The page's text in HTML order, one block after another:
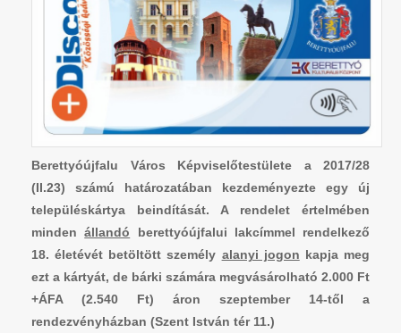
Berettyóújfalu Város Képviselőtestülete a 2017/28
(II.23) számú határozatában kezdeményezte egy új
településkártya beindítását. A rendelet értelmében
mindenállandó berettyóújfalui lakcímmel rendelkező
18. életévét betöltött személy alanyi jogon kapja meg
ezt a kártyát, de bárki számára megvásárolható 2.000 Ft
+ÁFA (2.540 Ft) áron szeptember 14-től a
rendezvényházban (Szent István tér 11.)